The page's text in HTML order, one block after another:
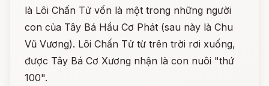
là Lôi Chấn Tử vốn là một trong những người
con của Tây Bá Hầu Cơ Phát (sau này là Chu
Vũ Vương). Lôi Chấn Tử từ trên trời rơi xuống,
được Tây Bá Cơ Xương nhận là con nuôi "thứ
100".